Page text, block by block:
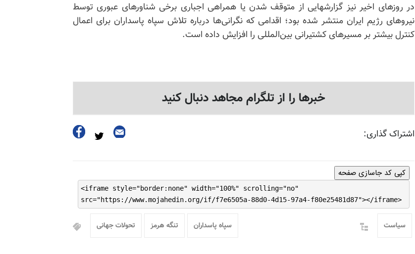
در روزهای اخیر نیز گزارشهایی از متوقف شدن یا همراهی اجباری برخی شناورهای عبوری توسط
نیروهای رژیم ایران منتشر شده بود؛ اقدامی که نگرانی‌ها درباره تلاش سپاه پاسداران برای اعمال
کنترل بیشتر بر مسیرهای کشتیرانی بین‌المللی را افزایش داده است.
خبرها را از تلگرام مجاهد دنبال کنید
اشتراک گذاری:
کپی کد جاسازی صفحه
<iframe style="border:none" width="100%" scrolling="no"
src="https://www.mojahedin.org/if/f7e6505a-88d0-4d15-97a4-f80e25481d87"></iframe>
سپاه پاسداران تنگه هرمز تحولات جهانی سیاست